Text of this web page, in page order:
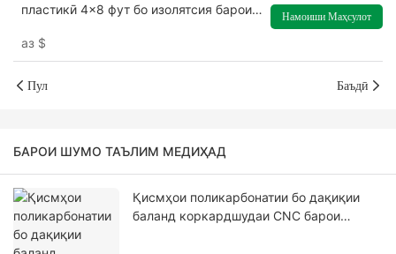
пластикӣ 4x8 фут бо изолятсия барои
аз $
Намоиши Маҳсулот
Пул Баъдӣ
БАРОИ ШУМО ТАЪЛИМ МЕДИҲАД
Қисмҳои поликарбонатии бо дақиқии
баланд коркардшудаи CNC барои